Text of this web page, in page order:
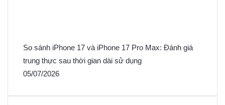
So sánh iPhone 17 và iPhone 17 Pro Max: Đánh giá
trung thực sau thời gian dài sử dụng
05/07/2026